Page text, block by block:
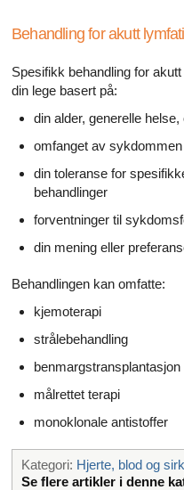
Behandling for akutt
Spesifikk behandling for
din lege basert på:
din alder, generelle
omfanget av sykdommen
din toleranse for
behandlinger
forventninger til
din mening eller
Behandlingen kan omfatte:
kjemoterapi
strålebehandling
benmargstransplantasjon
målrettet terapi
monoklonale antistoffer
Kategori: Hjerte, blod og
Se flere artikler i denne